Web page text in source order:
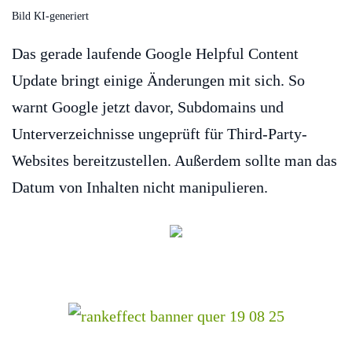
Bild KI-generiert
Das gerade laufende Google Helpful Content
Update bringt einige Änderungen mit sich. So
warnt Google jetzt davor, Subdomains und
Unterverzeichnisse ungeprüft für Third-Party-
Websites bereitzustellen. Außerdem sollte man das
Datum von Inhalten nicht manipulieren.